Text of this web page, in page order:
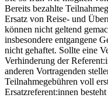
Bereits bezahlte
Ersatz von Reise- und
können nicht geltend
insbesondere entgangene
nicht gehaftet. Sollte eine
Verhinderung der
anderen Vortragenden
Teilnahmegebühren voll
Ersatzreferent:innen